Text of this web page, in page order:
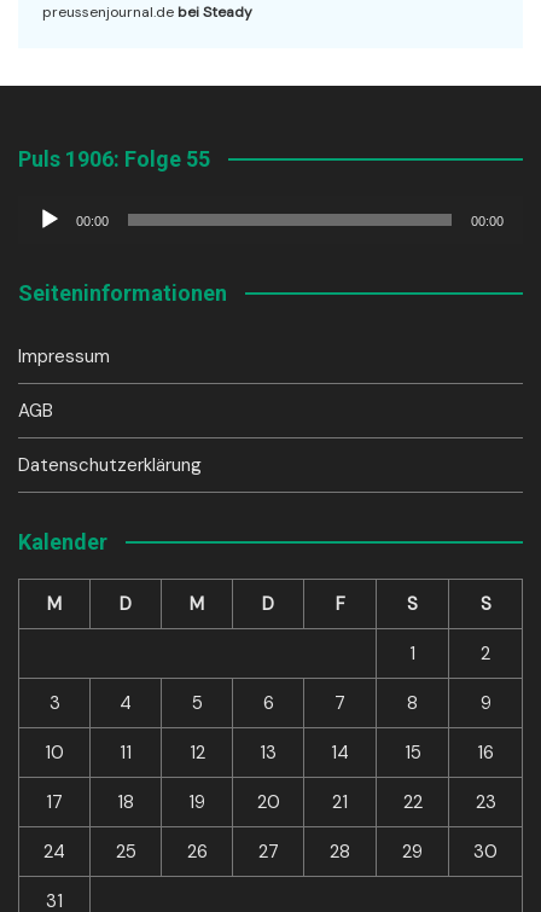
preussenjournal.de bei Steady
Puls 1906: Folge 55
Audio-
00:00 00:00
Seiteninformationen
Impressum
AGB
Datenschutzerklärung
Kalender
M D M D F S S
1 2
3 4 5 6 7 8 9
10 11 12 13 14 15 16
17 18 19 20 21 22 23
24 25 26 27 28 29 30
31